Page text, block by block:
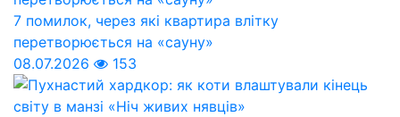
7 помилок, через які квартира влітку
перетворюється на «сауну»
08.07.2026
153